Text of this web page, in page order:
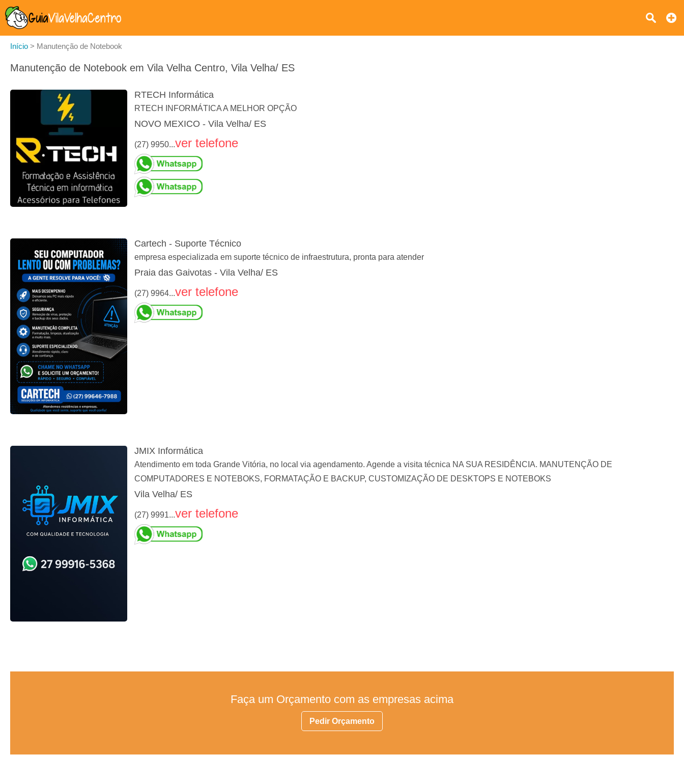
Início > Manutenção de Notebook
Manutenção de Notebook em Vila Velha Centro, Vila Velha/ ES
RTECH Informática
RTECH INFORMÁTICA A MELHOR OPÇÃO
NOVO MEXICO - Vila Velha/ ES
(27) 9950...ver telefone
Cartech - Suporte Técnico
empresa especializada em suporte técnico de infraestrutura, pronta para atender
Praia das Gaivotas - Vila Velha/ ES
(27) 9964...ver telefone
JMIX Informática
Atendimento em toda Grande Vitória, no local via agendamento. Agende a visita técnica NA SUA RESIDÊNCIA. MANUTENÇÃO DE
COMPUTADORES E NOTEBOKS, FORMATAÇÃO E BACKUP, CUSTOMIZAÇÃO DE DESKTOPS E NOTEBOKS
Vila Velha/ ES
(27) 9991...ver telefone
Faça um Orçamento com as empresas acima
Pedir Orçamento